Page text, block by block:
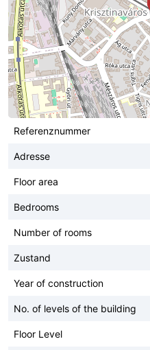
Referenznummer
Adresse
Floor area
Bedrooms
Number of rooms
Zustand
Year of construction
No. of levels of the building
Floor Level